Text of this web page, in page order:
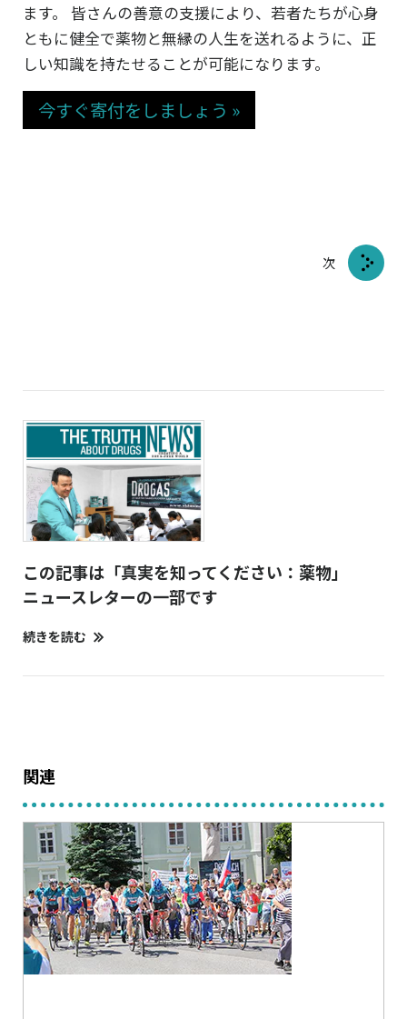
ます。 皆さんの善意の支援により、若者たちが心身
ともに健全で薬物と無縁の人生を送れるように、正
しい知識を持たせることが可能になります。
今すぐ寄付をしましょう »
次
この記事は「真実を知ってください：薬物」
ニュースレターの一部です
続きを読む
関連